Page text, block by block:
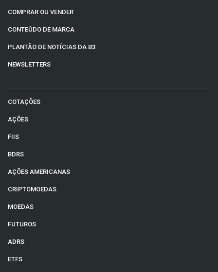
COMPRAR OU VENDER
CONTEÚDO DE MARCA
PLANTÃO DE NOTÍCIAS DA B3
NEWSLETTERS
COTAÇÕES
AÇÕES
FIIS
BDRS
AÇÕES AMERICANAS
CRIPTOMOEDAS
MOEDAS
FUTUROS
ADRS
ETFS